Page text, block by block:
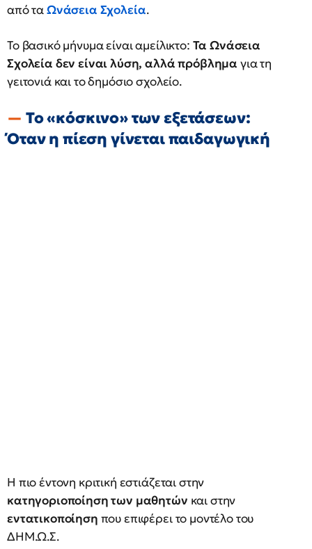
από ταΩνάσεια Σχολεία.
Το βασικό μήνυμα είναι αμείλικτο: Τα Ωνάσεια
Σχολεία δεν είναι λύση, αλλά πρόβλημα για τη
γειτονιά και το δημόσιο σχολείο.
Το «κόσκινο» των εξετάσεων:
Όταν η πίεση γίνεται παιδαγωγική
Η πιο έντονη κριτική εστιάζεται στην
κατηγοριοποίηση των μαθητών και στην
εντατικοποίηση που επιφέρει το μοντέλο του
ΔΗΜ.Ω.Σ.